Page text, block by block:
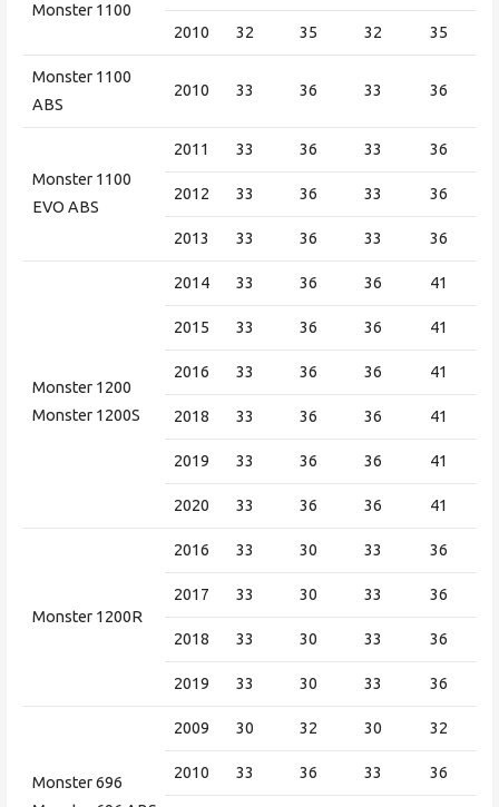
Monster 1100
2010 32 35 32 35
Monster 1100
ABS
2010 33 36 33 36
Monster 1100
EVO ABS
2011 33 36 33 36
2012 33 36 33 36
2013 33 36 33 36
Monster 1200
Monster 1200S
2014 33 36 36 41
2015 33 36 36 41
2016 33 36 36 41
2018 33 36 36 41
2019 33 36 36 41
2020 33 36 36 41
Monster 1200R
2016 33 30 33 36
2017 33 30 33 36
2018 33 30 33 36
2019 33 30 33 36
Monster 696
2009 30 32 30 32
2010 33 36 33 36